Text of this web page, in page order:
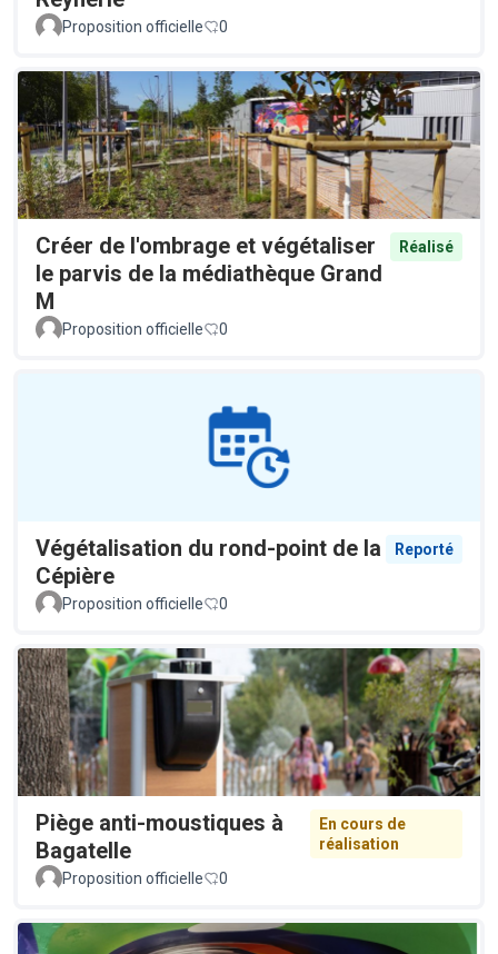
Proposition officielle 0
Créer de l'ombrage et végétaliser
le parvis de la médiathèque Grand
M
Réalisé
Proposition officielle 0
Végétalisation du rond-point de la
Cépière
Reporté
Proposition officielle 0
Piège anti-moustiques à
Bagatelle
En cours de
réalisation
Proposition officielle
0